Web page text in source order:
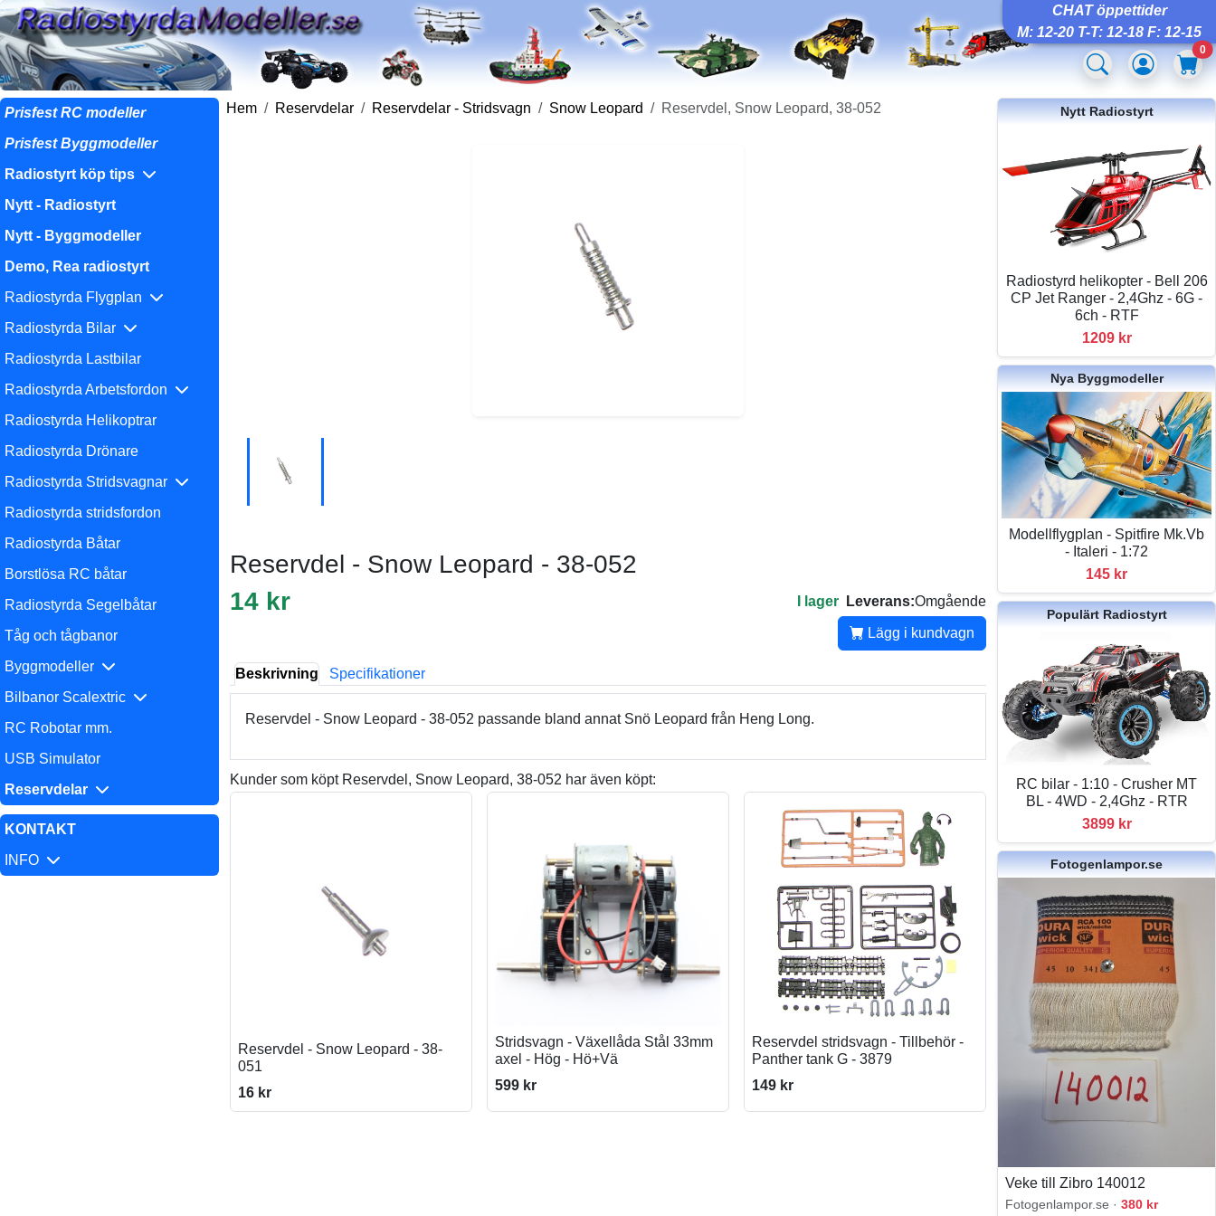
CHAT öppettider
M: 12-20 T-T: 12-18 F: 12-15
0
Prisfest RC modeller
Prisfest Byggmodeller
Radiostyrt köp tips
Nytt - Radiostyrt
Nytt - Byggmodeller
Demo, Rea radiostyrt
Radiostyrda Flygplan
Radiostyrda Bilar
Radiostyrda Lastbilar
Radiostyrda Arbetsfordon
Radiostyrda Helikoptrar
Radiostyrda Drönare
Radiostyrda Stridsvagnar
Radiostyrda stridsfordon
Radiostyrda Båtar
Borstlösa RC båtar
Radiostyrda Segelbåtar
Tåg och tågbanor
Byggmodeller
Bilbanor Scalextric
RC Robotar mm.
USB Simulator
Reservdelar
KONTAKT
INFO
Hem Reservdelar Reservdelar - Stridsvagn Snow Leopard Reservdel, Snow Leopard, 38-052
Reservdel - Snow Leopard - 38-052
14 kr
I lager Leverans:Omgående
Lägg i kundvagn
Beskrivning Specifikationer
Reservdel - Snow Leopard - 38-052 passande bland annat Snö Leopard från Heng Long.
Kunder som köpt Reservdel, Snow Leopard, 38-052 har även köpt:
Reservdel - Snow Leopard - 38-
051
16 kr
Stridsvagn - Växellåda Stål 33mm
axel - Hög - Hö+Vä
599 kr
Reservdel stridsvagn - Tillbehör -
Panther tank G - 3879
149 kr
Nytt Radiostyrt
Radiostyrd helikopter - Bell 206
CP Jet Ranger - 2,4Ghz - 6G -
6ch - RTF
1209 kr
Nya Byggmodeller
Modellflygplan - Spitfire Mk.Vb
- Italeri - 1:72
145 kr
Populärt Radiostyrt
RC bilar - 1:10 - Crusher MT
BL - 4WD - 2,4Ghz - RTR
3899 kr
Fotogenlampor.se
Veke till Zibro 140012
Fotogenlampor.se ·380 kr